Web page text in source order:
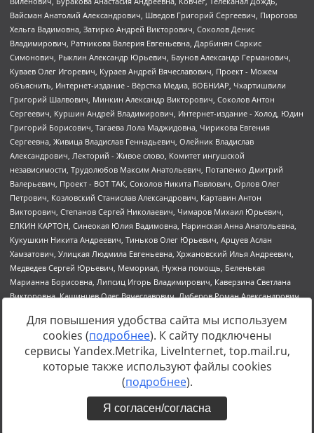
Источник:https://minjust.gov.ru/uploaded/files/reestr-
inostrannyih-agentov-22-03-2024.pdfданные на22.03.2024
Для повышения удобства сайта мы используем
cookies (подробнее). К сайту подключены
сервисы Yandex.Metrika, LiveInternet, top.mail.ru,
которые также используют файлы cookies
(подробнее).
Я согласен/согласна